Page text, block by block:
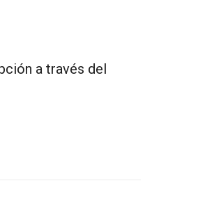
a través del